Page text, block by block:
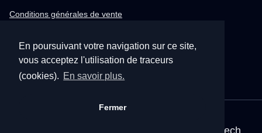
En poursuivant votre navigation sur ce site,
vous acceptez l'utilisation de traceurs
(cookies). En savoir plus.
Fermer
Conditions générales de vente
Gestion des cookies
Confidentialité & RGPD